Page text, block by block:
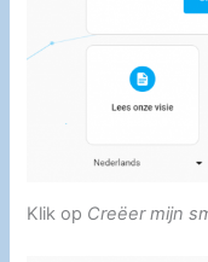
Klik op Creëer mijn